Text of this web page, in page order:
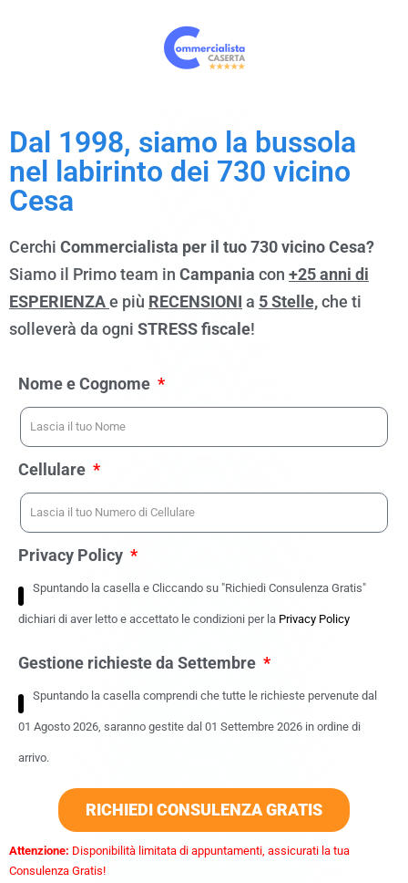
Dal 1998, siamo la bussola
nel labirinto dei 730 vicino
Cesa
Cerchi Commercialista per il tuo 730 vicino Cesa?
Siamo il Primo team in Campania con +25 anni di
ESPERIENZAe più RECENSIONI a 5 Stelle,che ti
solleverà da ogni STRESS fiscale!
Nome e Cognome
Cellulare
Privacy Policy
Spuntando la casella e Cliccando su "Richiedi Consulenza Gratis"
dichiari di aver letto e accettato le condizioni per la Privacy Policy
Gestione richieste da Settembre
Spuntando la casella comprendi che tutte le richieste pervenute dal
01 Agosto 2026, saranno gestite dal 01 Settembre 2026 in ordine di
arrivo.
RICHIEDI CONSULENZA GRATIS
Attenzione: Disponibilità limitata di appuntamenti, assicurati la tua
Consulenza Gratis!